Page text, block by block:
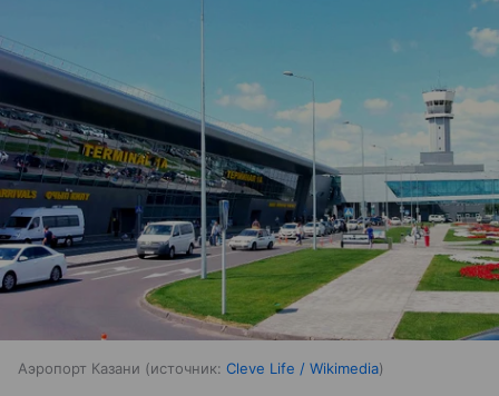
Аэропорт Казани источник: Cleve Life / Wikimedia